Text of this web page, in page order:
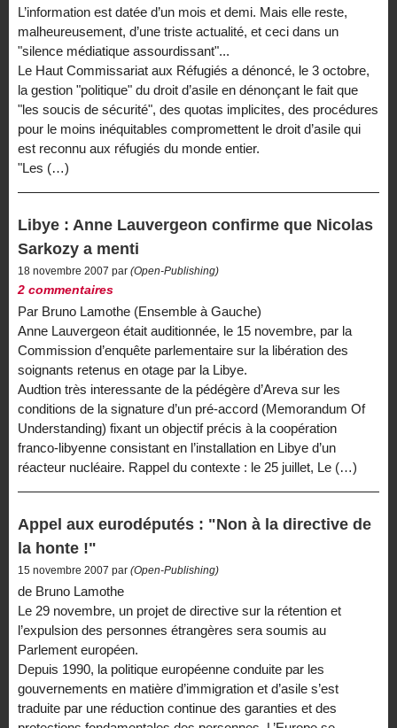
L’information est datée d’un mois et demi. Mais elle reste,
malheureusement, d’une triste actualité, et ceci dans un
"silence médiatique assourdissant"...
Le Haut Commissariat aux Réfugiés a dénoncé, le 3 octobre,
la gestion "politique" du droit d’asile en dénonçant le fait que
"les soucis de sécurité", des quotas implicites, des procédures
pour le moins inéquitables compromettent le droit d’asile qui
est reconnu aux réfugiés du monde entier.
"Les (…)
Libye : Anne Lauvergeon confirme que Nicolas
Sarkozy a menti
18 novembre 2007 par (Open-Publishing)
2 commentaires
Par Bruno Lamothe (Ensemble à Gauche)
Anne Lauvergeon était auditionnée, le 15 novembre, par la
Commission d’enquête parlementaire sur la libération des
soignants retenus en otage par la Libye.
Audtion très interessante de la pédégère d’Areva sur les
conditions de la signature d’un pré-accord (Memorandum Of
Understanding) fixant un objectif précis à la coopération
franco-libyenne consistant en l’installation en Libye d’un
réacteur nucléaire. Rappel du contexte : le 25 juillet, Le (…)
Appel aux eurodéputés : "Non à la directive de
la honte !"
15 novembre 2007 par (Open-Publishing)
de Bruno Lamothe
Le 29 novembre, un projet de directive sur la rétention et
l’expulsion des personnes étrangères sera soumis au
Parlement européen.
Depuis 1990, la politique européenne conduite par les
gouvernements en matière d’immigration et d’asile s’est
traduite par une réduction continue des garanties et des